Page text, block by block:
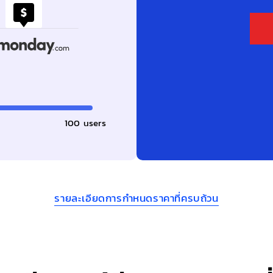
100
รายละเอียดการกำหนดราคาที่ครบถ้วน